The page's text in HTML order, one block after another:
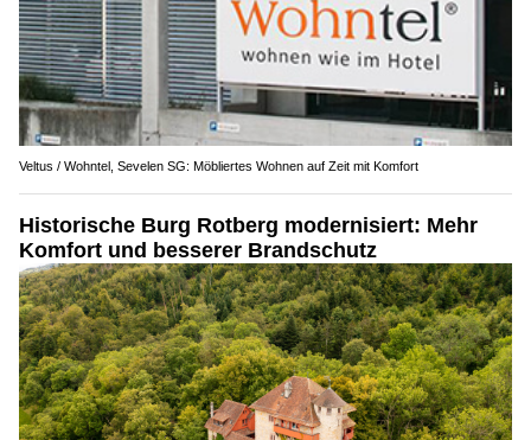
Veltus / Wohntel, Sevelen SG: Möbliertes Wohnen auf Zeit mit Komfort
Historische Burg Rotberg modernisiert: Mehr
Komfort und besserer Brandschutz